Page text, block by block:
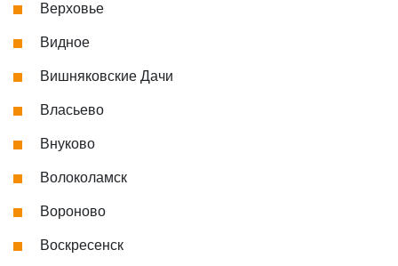
Верховье
Видное
Вишняковские Дачи
Власьево
Внуково
Волоколамск
Вороново
Воскресенск